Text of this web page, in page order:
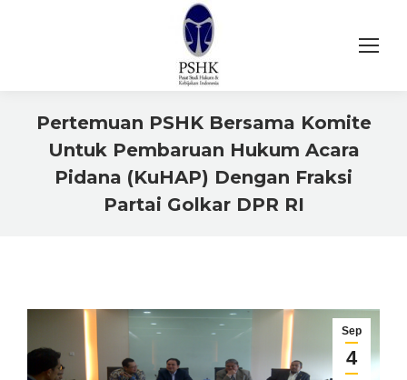
Pertemuan PSHK Bersama Komite
Untuk Pembaruan Hukum Acara
Pidana (KuHAP) Dengan Fraksi
Partai Golkar DPR RI
Sep
4